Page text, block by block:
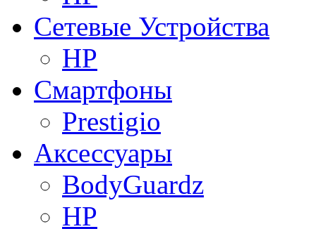
Сетевые Устройства
HP
Смартфоны
Prestigio
Аксессуары
BodyGuardz
HP